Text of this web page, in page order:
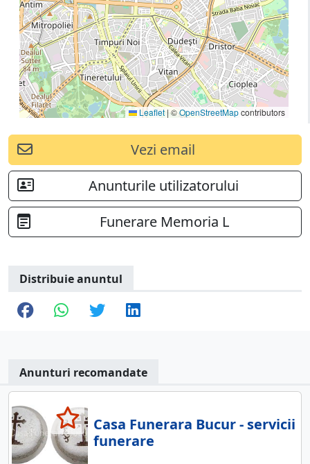
Leaflet | ©OpenStreetMapcontributors
Vezi email
Anunturile utilizatorului
Funerare Memoria L
Distribuie anuntul
Anunturi recomandate
Casa Funerara Bucur - servicii
funerare